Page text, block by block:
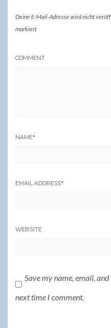
Deine E-Mail-Adresse wird nicht
markiert
COMMENT
NAME*
EMAIL ADDRESS*
WEBSITE
Save my name, email,
next time I comment.